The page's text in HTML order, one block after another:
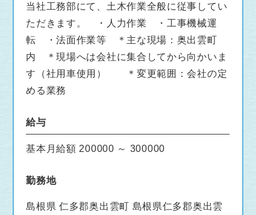
当社工務部にて、土木作業全般に従事してい
ただきます。 ・人力作業 ・工事機械運
転 ・法面作業等 ＊主な現場：奥出雲町
内 ＊現場へは会社に集合してから向かいま
す（社用車使用） ＊変更範囲：会社の定
める業務
給与
基本月給額 200000 ～ 300000
勤務地
島根県 仁多郡奥出雲町 島根県仁多郡奥出雲